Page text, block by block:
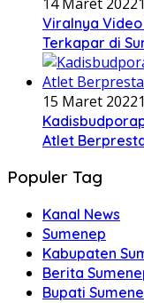
Viralnya
Terkapar di
15 Maret 2022
Atlet
Populer Tag
Kanal News
Sumenep
Kabupaten
Berita
Bupati